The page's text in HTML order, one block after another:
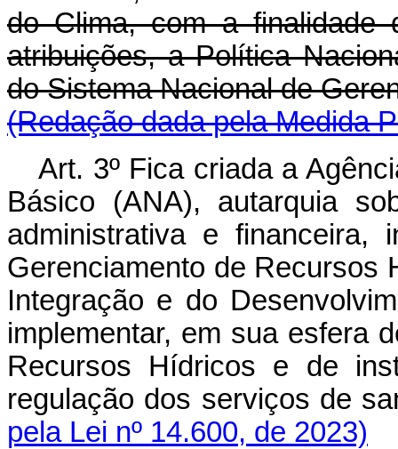
do Clima, com a finalidade
atribuições, a Política
do Sistema Nacional de
(Redação dada pela Medida
Art. 3º Fica criada a
Básico (ANA), autarquia
administrativa e financeira,
Gerenciamento de Recursos
Integração e do
implementar, em sua esfera
Recursos Hídricos e de
regulação dos serviços de
pela Lei nº 14.600, de 2023)